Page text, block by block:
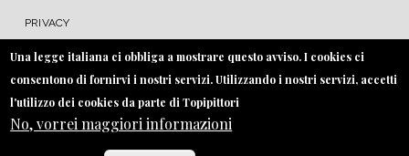
PRIVACY
COOKIE
Una legge italiana ci obbliga a mostrare questo avviso. I cookies ci
consentono di fornirvi i nostri servizi. Utilizzando i nostri servizi, accetti
l'utilizzo dei cookies da parte di Topipittori
No, vorrei maggiori informazioni